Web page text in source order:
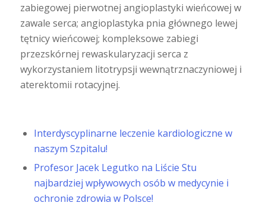
zabiegowej pierwotnej angioplastyki wieńcowej w
zawale serca; angioplastyka pnia głównego lewej
tętnicy wieńcowej; kompleksowe zabiegi
przezskórnej rewaskularyzacji serca z
wykorzystaniem litotrypsji wewnątrznaczyniowej i
aterektomii rotacyjnej.
Interdyscyplinarne leczenie kardiologiczne w
naszym Szpitalu!
Profesor Jacek Legutko na Liście Stu
najbardziej wpływowych osób w medycynie i
ochronie zdrowia w Polsce!